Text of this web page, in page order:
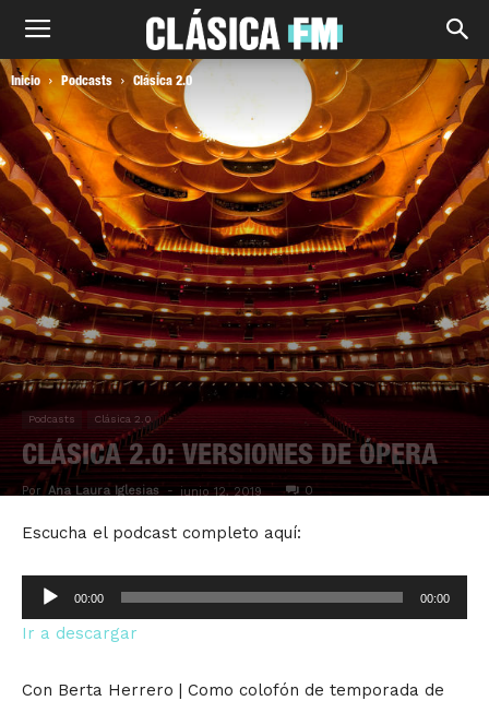
Inicio Podcasts Clásica 2.0
Podcasts Clásica 2.0
CLÁSICA 2.0: VERSIONES DE ÓPERA
Por Ana Laura Iglesias - junio 12, 2019 0
Escucha el podcast completo aquí:
Reproductor
de
audio
00:00 00:00
Ir a descargar
Con Berta Herrero | Como colofón de temporada de